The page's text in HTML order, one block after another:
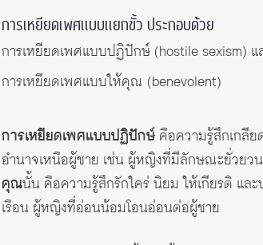
การเหยียดเพศแบบแยกขั้ว ประกอบด้วย
การเหยียดเพศแบบปฏิปักษ์ (hostile sexism) แ
การเหยียดเพศแบบให้คุณ (benevolent)
การเหยียดเพศแบบปฏิปักษ์คือความรู้สึกเกลี
อำนาจเหนือผู้ชาย เช่น ผู้หญิงที่มีลักษณะยั่วยว
คุณนั้น คือความรู้สึกรักใคร่ นิยม ให้เกียรติ แ
เรือน ผู้หญิงที่อ่อนน้อมโอนอ่อนต่อผู้ชาย